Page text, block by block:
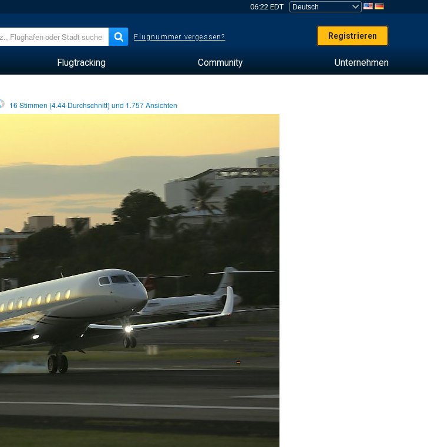
06:22 EDT
Flugnummer vergessen? Registrieren
Flugtracking Community Unternehmen
16 Stimmen (4.44 Durchschnitt) und 1.757Ansichten